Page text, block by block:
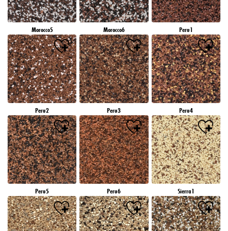
Morocco5 Morocco6 Peru1
Peru2 Peru3 Peru4
Peru5 Peru6 Sierra1